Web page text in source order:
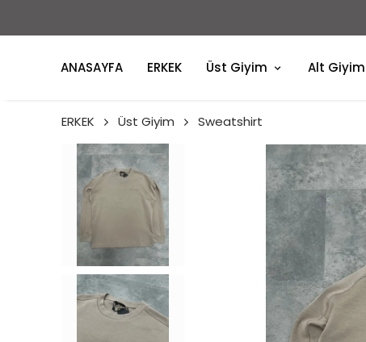
ANASAYFA ERKEK Üst Giyim Alt Giyim
ERKEK Üst Giyim Sweatshirt